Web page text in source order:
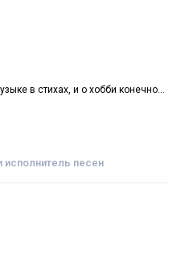
в стихах, и о хобби конечно…
исполнитель песен